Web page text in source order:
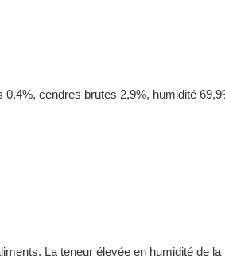
cendres brutes 2,9%, humidité
La teneur élevée en humidité de